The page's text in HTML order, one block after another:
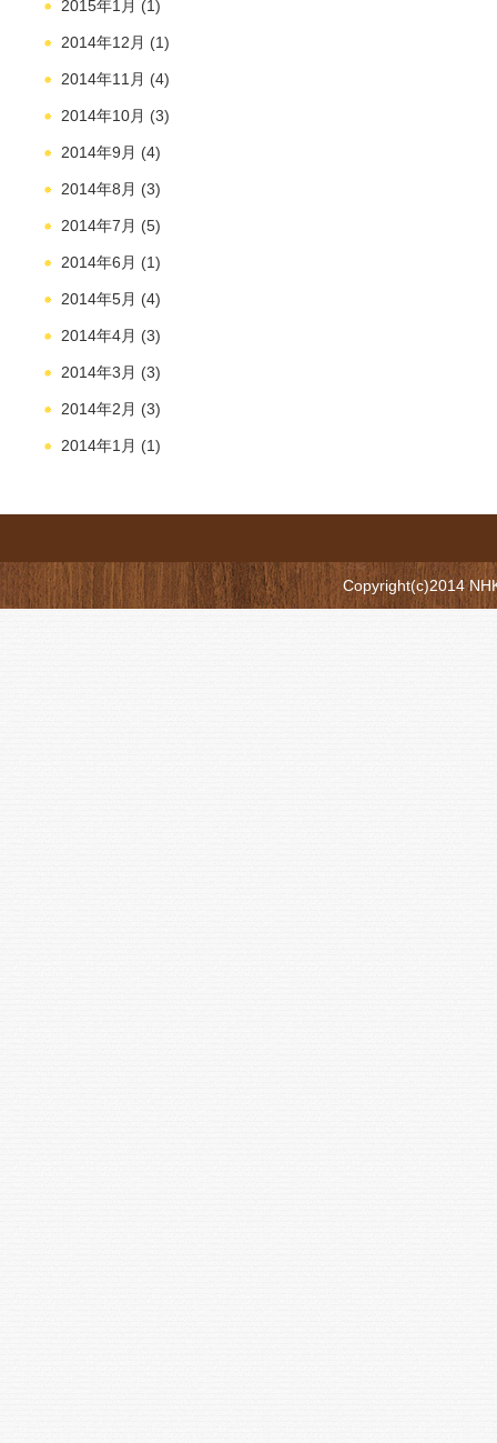
2015年1月 (1)
2014年12月 (1)
2014年11月 (4)
2014年10月 (3)
2014年9月 (4)
2014年8月 (3)
2014年7月 (5)
2014年6月 (1)
2014年5月 (4)
2014年4月 (3)
2014年3月 (3)
2014年2月 (3)
2014年1月 (1)
Copyright(c)2014